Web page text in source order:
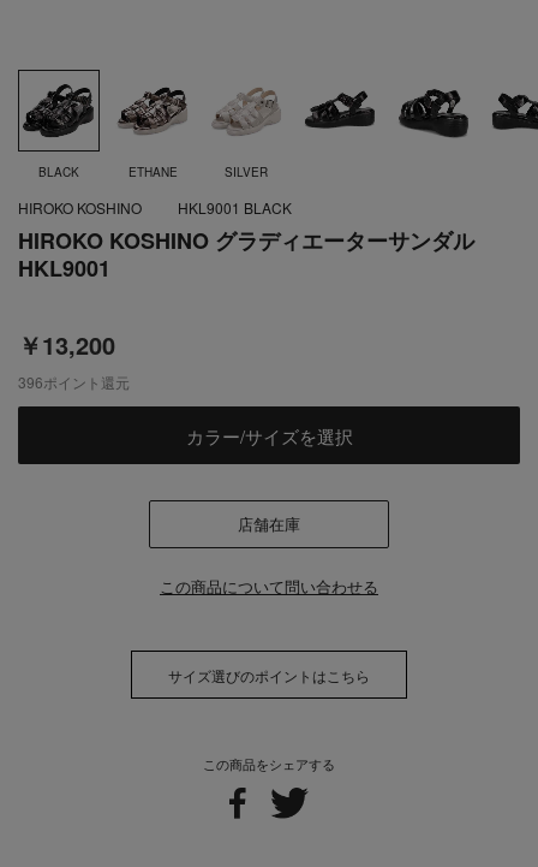
BLACK ETHANE SILVER
HIROKO KOSHINO グラディエーターサンダル
HKL9001
￥13,200
この商品をシェアする
HIROKO KOSHINO HKL9001 BLACK
396ポイント還元
カラー/サイズを選択
店舗在庫
この商品について問い合わせる
サイズ選びのポイントはこちら